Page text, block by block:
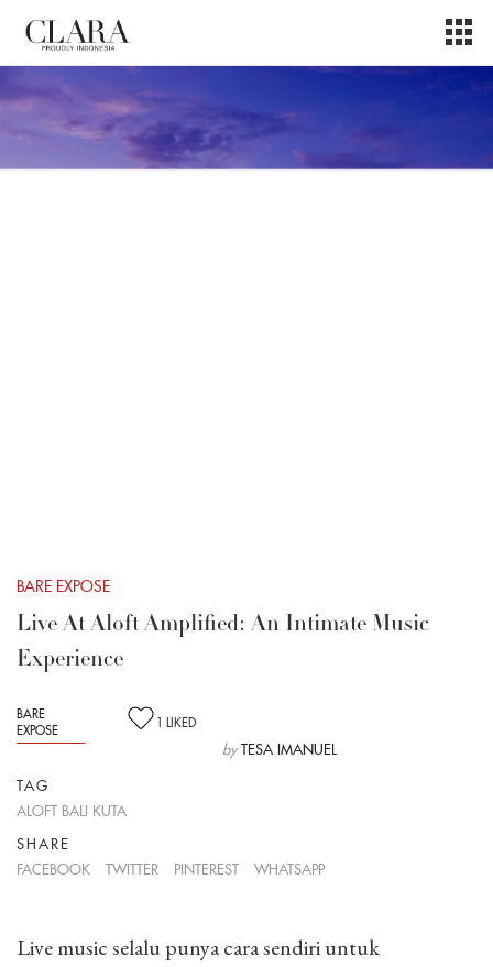
BARE EXPOSE
Live At Aloft Amplified: An Intimate Music
Experience
BARE
EXPOSE
1 LIKED
by TESA IMANUEL
TAG
ALOFT BALI KUTA
SHARE
FACEBOOK
TWITTER PINTEREST WHATSAPP
Live music selalu punya cara sendiri untuk